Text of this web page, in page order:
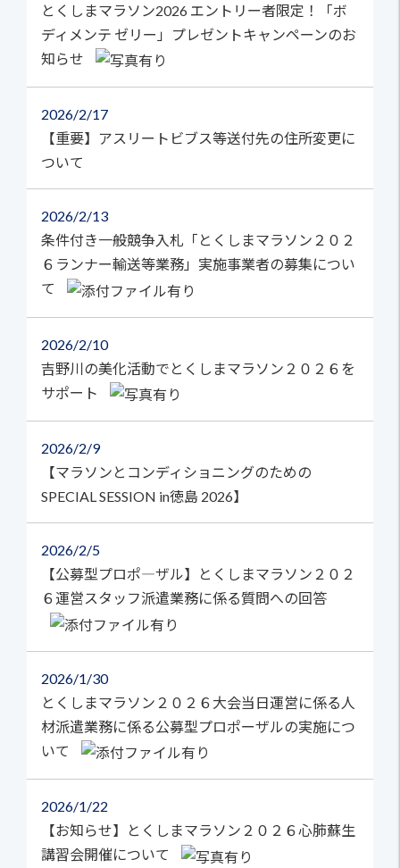
とくしまマラソン2026 エントリー者限定！「ボ
ディメンテ ゼリー」プレゼントキャンペーンのお
知らせ
2026 2/17
【重要】アスリートビブス等送付先の住所変更に
ついて
2026 2/13
条件付き一般競争入札「とくしまマラソン２０２
６ランナー輸送等業務」実施事業者の募集につい
て
2026 2/10
吉野川の美化活動でとくしまマラソン２０２６を
サポート
2026 2/9
【マラソンとコンディショニングのための
SPECIAL SESSION in徳島 2026】
2026 2/5
【公募型プロポ―ザル】とくしまマラソン２０２
６運営スタッフ派遣業務に係る質問への回答
2026 1/30
とくしまマラソン２０２６大会当日運営に係る人
材派遣業務に係る公募型プロポーザルの実施につ
いて
2026 1/22
【お知らせ】とくしまマラソン２０２６心肺蘇生
講習会開催について